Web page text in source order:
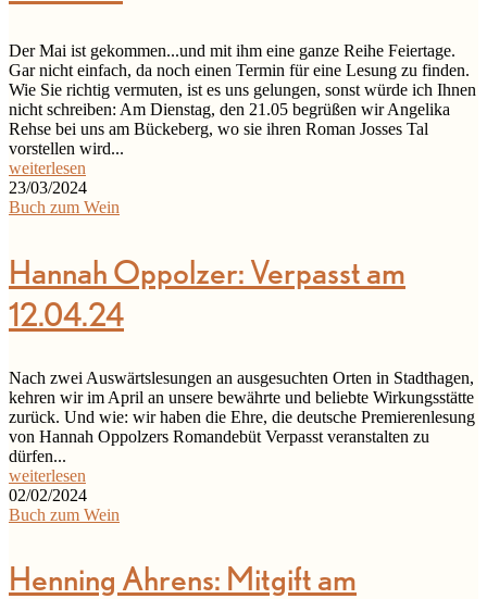
Der Mai ist gekommen...und mit ihm eine ganze Reihe Feiertage.
Gar nicht einfach, da noch einen Termin für eine Lesung zu finden.
Wie Sie richtig vermuten, ist es uns gelungen, sonst würde ich Ihnen
nicht schreiben: Am Dienstag, den 21.05 begrüßen wir Angelika
Rehse bei uns am Bückeberg, wo sie ihren Roman Josses Tal
vorstellen wird...
weiterlesen
23/03/2024
Buch zum Wein
Hannah Oppolzer: Verpasst am
12.04.24
Nach zwei Auswärtslesungen an ausgesuchten Orten in Stadthagen,
kehren wir im April an unsere bewährte und beliebte Wirkungsstätte
zurück. Und wie: wir haben die Ehre, die deutsche Premierenlesung
von Hannah Oppolzers Romandebüt Verpasst veranstalten zu
dürfen...
weiterlesen
02/02/2024
Buch zum Wein
Henning Ahrens: Mitgift am